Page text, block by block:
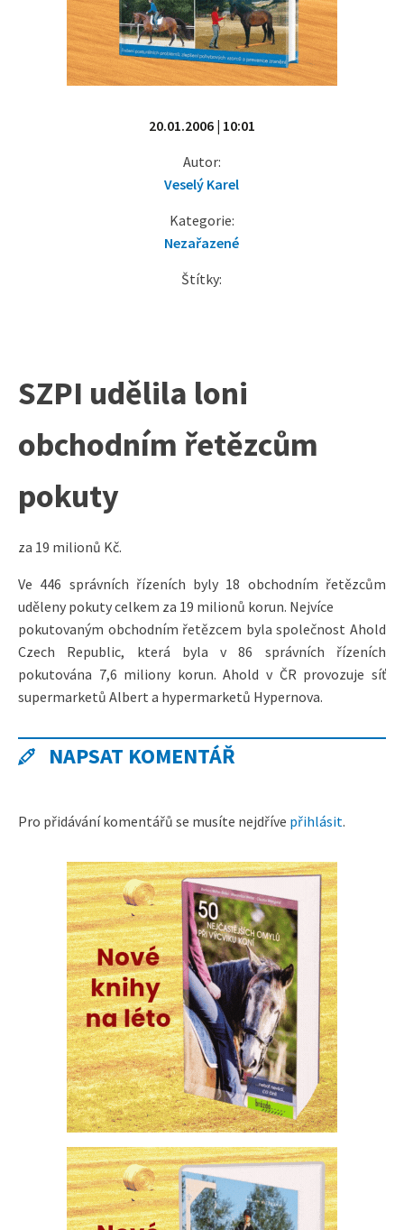
20.01.2006 | 10:01
Autor:
Veselý Karel
Kategorie:
Nezařazené
Štítky:
SZPI udělila loni
obchodním řetězcům
pokuty
za 19 milionů Kč.
Ve 446 správních řízeních byly 18 obchodním řetězcům
uděleny pokuty celkem za 19 milionů korun. Nejvíce
pokutovaným obchodním řetězcem byla společnost Ahold
Czech Republic, která byla v 86 správních řízeních
pokutována 7,6 miliony korun. Ahold v ČR provozuje síť
supermarketů Albert a hypermarketů Hypernova.
NAPSAT KOMENTÁŘ
Pro přidávání komentářů se musíte nejdříve přihlásit.